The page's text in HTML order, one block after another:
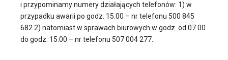
i przypominamy numery działających telefonów: 1) w
przypadku awarii po godz. 15.00 – nr telefonu 500 845
682 2) natomiast w sprawach biurowych w godz. od 07.00
do godz. 15.00 – nr telefonu 507 004 277.